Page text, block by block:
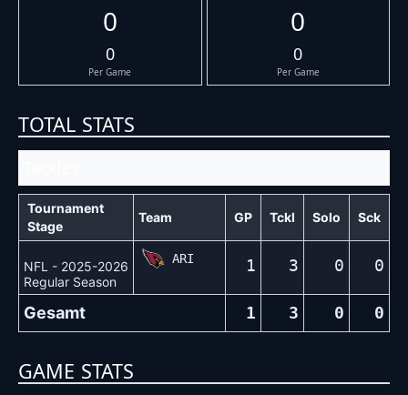
0
0
Per Game
0
0
Per Game
TOTAL STATS
Tournament
Stage
Team GP Tckl Solo Sck
NFL - 2025-2026
Regular Season
ARI 1 3 0 0
Gesamt 1 3 0 0
GAME STATS